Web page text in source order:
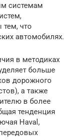
системам
тем, что
автомобилях.
в методиках
больше
дорожного
а также
в более
тенденция
Haval,